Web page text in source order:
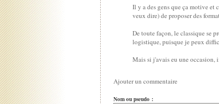
Il y a des gens que ça motive et
veux dire) de proposer des
De toute façon, le classique se
logistique, puisque je peux
Mais si j'avais eu une occasion,
Ajouter un commentaire
Nom ou pseudo :